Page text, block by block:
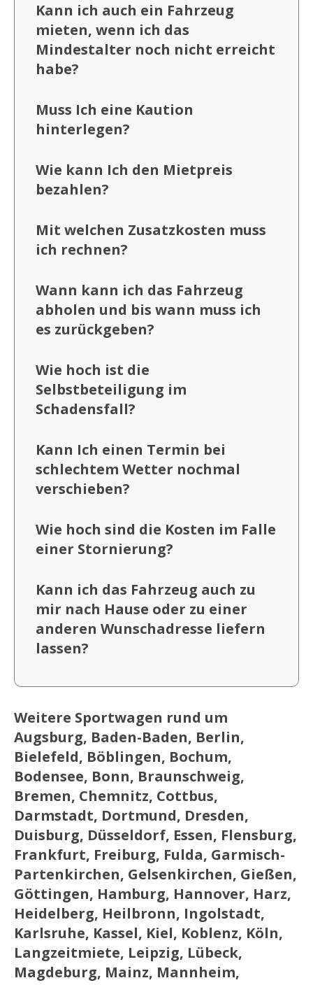
Kann ich auch ein Fahrzeug
mieten, wenn ich das
Mindestalter noch nicht erreicht
habe?
Muss Ich eine Kaution
hinterlegen?
Wie kann Ich den Mietpreis
bezahlen?
Mit welchen Zusatzkosten muss
ich rechnen?
Wann kann ich das Fahrzeug
abholen und bis wann muss ich
es zurückgeben?
Wie hoch ist die
Selbstbeteiligung im
Schadensfall?
Kann Ich einen Termin bei
schlechtem Wetter nochmal
verschieben?
Wie hoch sind die Kosten im Falle
einer Stornierung?
Kann ich das Fahrzeug auch zu
mir nach Hause oder zu einer
anderen Wunschadresse liefern
lassen?
Weitere Sportwagen rund um
Augsburg, Baden-Baden, Berlin,
Bielefeld, Böblingen, Bochum,
Bodensee, Bonn, Braunschweig,
Bremen, Chemnitz, Cottbus,
Darmstadt, Dortmund, Dresden,
Duisburg, Düsseldorf, Essen, Flensburg,
Frankfurt, Freiburg, Fulda, Garmisch-
Partenkirchen, Gelsenkirchen, Gießen,
Göttingen, Hamburg, Hannover, Harz,
Heidelberg, Heilbronn, Ingolstadt,
Karlsruhe, Kassel, Kiel, Koblenz, Köln,
Langzeitmiete, Leipzig, Lübeck,
Magdeburg, Mainz, Mannheim,